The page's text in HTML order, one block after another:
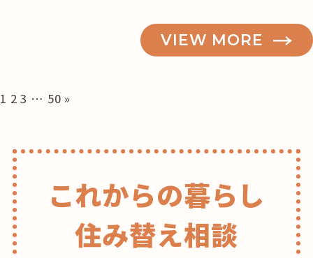
VIEW MORE
投
1 2 3 … 50 »
これからの暮らし
住み替え相談